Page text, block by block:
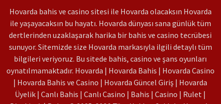
Hovarda bahis ve casino sitesi ile Hovarda olacaksın Hovarda
ile yaşayacaksın bu hayatı. Hovarda dünyası sana günlük tüm
dertlerinden uzaklaşarak harika bir bahis ve casino tecrübesi
sunuyor. Sitemizde size Hovarda markasıyla ilgili detaylı tüm
bilgileri veriyoruz. Bu sitede bahis, casino ve şans oyunları
oynatılmamaktadır. Hovarda | Hovarda Bahis | Hovarda Casino
| Hovarda Bahis ve Casino | Hovarda Güncel Giriş | Hovarda
Üyelik | Canlı Bahis | Canlı Casino | Bahis | Casino | Rulet |